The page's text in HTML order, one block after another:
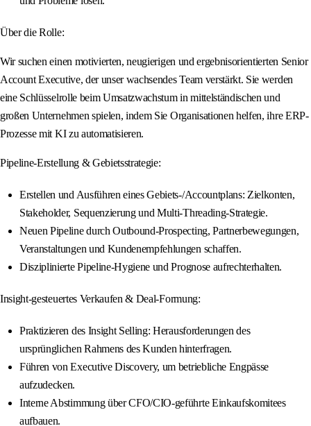
Über die Rolle:
Wir suchen einen motivierten, neugierigen und ergebnisorientierten Senior
Account Executive, der unser wachsendes Team verstärkt. Sie werden
eine Schlüsselrolle beim Umsatzwachstum in mittelständischen und
großen Unternehmen spielen, indem Sie Organisationen helfen, ihre ERP-
Prozesse mit KI zu automatisieren.
Pipeline-Erstellung & Gebietsstrategie:
Erstellen und Ausführen eines Gebiets-/Accountplans: Zielkonten,
Stakeholder, Sequenzierung und Multi-Threading-Strategie.
Neuen Pipeline durch Outbound-Prospecting, Partnerbewegungen,
Veranstaltungen und Kundenempfehlungen schaffen.
Disziplinierte Pipeline-Hygiene und Prognose aufrechterhalten.
Insight-gesteuertes Verkaufen & Deal-Formung:
Praktizieren des Insight Selling: Herausforderungen des
ursprünglichen Rahmens des Kunden hinterfragen.
Führen von Executive Discovery, um betriebliche Engpässe
aufzudecken.
Interne Abstimmung über CFO/CIO-geführte Einkaufskomitees
aufbauen.